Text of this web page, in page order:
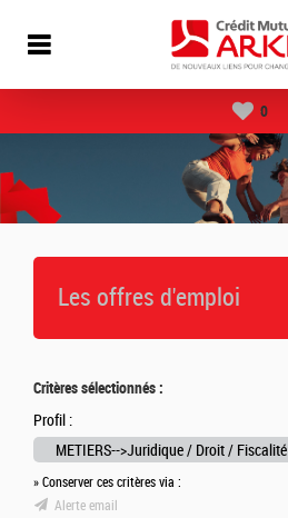
0
Les offres d'emploi
Critères sélectionnés :
Profil :
METIERS-->Juridique / Droit / Fiscalité
» Conserver ces critères via :
Alerte email